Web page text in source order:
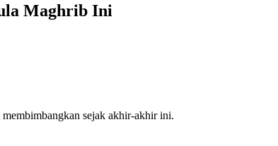
Maghrib Ini
sejak akhir-akhir ini.